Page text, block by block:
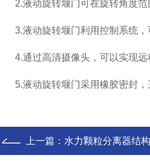
2.液动旋转堰门可在旋转角度范
3.液动旋转堰门利用控制系统，
4.通过高清摄像头，可以实现远
5.液动旋转堰门采用橡胶密封，
上一篇： 水力颗粒分离器结构